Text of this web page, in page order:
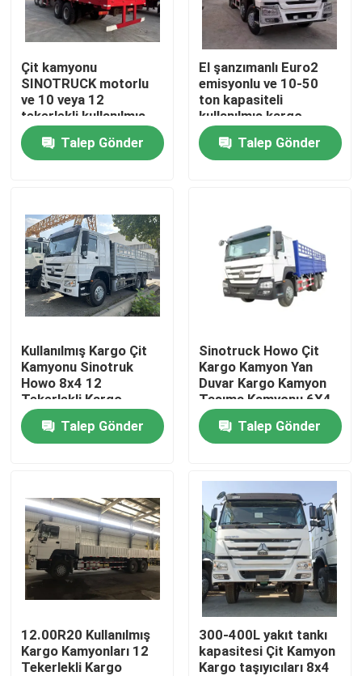
Ürünler
Videolar
Hakkımızda
Fabrika turu
Bize Ulaşın
Bir teklif isteği
İkinci El Damperli Kamyonlar
Çit kamyonu
SINOTRUCK motorlu
ve 10 veya 12
tekerlekli kullanılmış
kargo kamyonları
Talep Gönder
El şanzımanlı Euro2
emisyonlu ve 10-50
ton kapasiteli
kullanılmış kargo
kamyonları
Talep Gönder
Kullanılmış Kargo Çit
Kamyonu Sinotruk
Howo 8x4 12
Tekerlekli Kargo
Kamyonu Kargo
Kamyon Kamyonu
Talep Gönder
Sinotruck Howo Çit
Kargo Kamyon Yan
Duvar Kargo Kamyon
Taşıma Kamyonu 6X4
Ağır Görevli 380hp
Çubuk Talep Gönder
12.00R20 Kullanılmış
Kargo Kamyonları 12
Tekerlekli Kargo
300-400L yakıt tankı
kapasitesi Çit Kamyon
Kargo taşıyıcıları 8x4